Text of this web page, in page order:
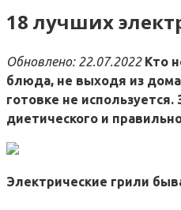
18 лучших
Обновлено: 22.07.2022 Кто
блюда, не выходя из
готовке не
диетического и
Электрические грили